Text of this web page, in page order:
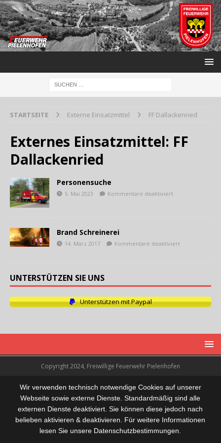
STARTSEITE Externe Einsatzmittel FF Dallackenried
Externes Einsatzmittel: FF
Dallackenried
Personensuche
5. Mai 2023 Kommentare deaktiviert
Brand Schreinerei
14. März 2017 Kommentare deaktiviert
UNTERSTÜTZEN SIE UNS
Unterstützen mit Paypal
Copyright 2024, Freiwillige Feuerwehr Pielenhofen
Wir verwenden technisch notwendige Cookies auf unserer
Webseite sowie externe Dienste. Standardmäßig sind alle
externen Dienste deaktiviert. Sie können diese jedoch nach
belieben aktivieren & deaktivieren. Für weitere Informationen
lesen Sie unsere Datenschutzbestimmungen.